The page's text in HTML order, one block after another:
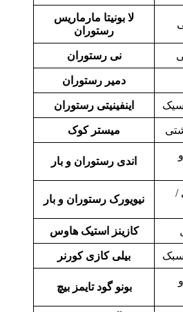
لا بونیتا مارماریس
رستوران
نی رستوران
دمیر رستوران
اینفینیتی رستوران
میستر کوک
اندی رستوران و بار
نیویورک رستوران و بار
/
کازینز استیک هاوس
بیلی کازی کورنر سبک
بونو گود تایمز بیچ